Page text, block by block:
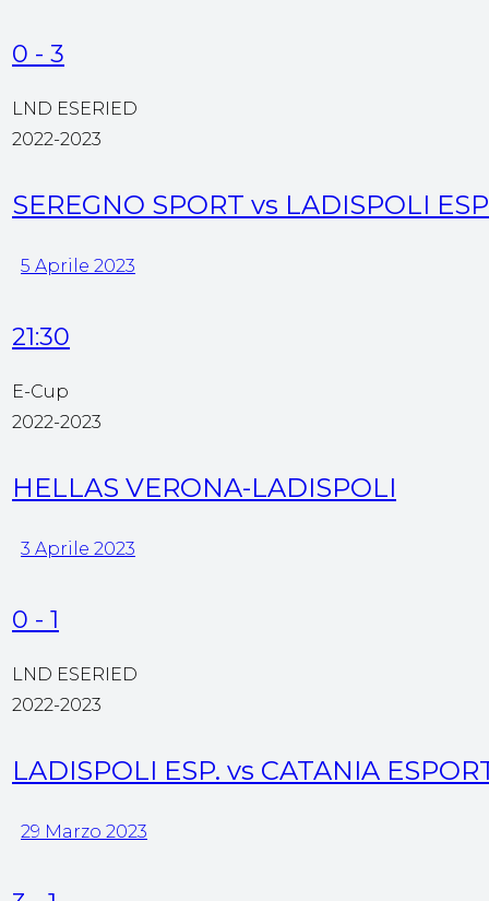
0 - 3
LND ESERIED
2022-2023
SEREGNO SPORT vs LADISPOLI
5 Aprile 2023
21:30
E-Cup
2022-2023
HELLAS VERONA-LADISPOLI
3 Aprile 2023
0 - 1
LND ESERIED
2022-2023
LADISPOLI ESP. vs CATANIA
29 Marzo 2023